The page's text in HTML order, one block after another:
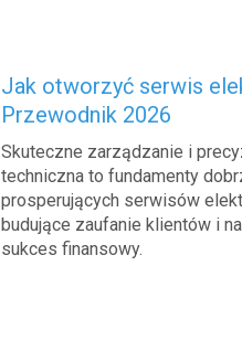
Jak otworzyć serwis
Przewodnik 2026
Skuteczne zarządzanie i
techniczna to fundamenty
prosperujących serwisów
budujące zaufanie klientów i
sukces finansowy.